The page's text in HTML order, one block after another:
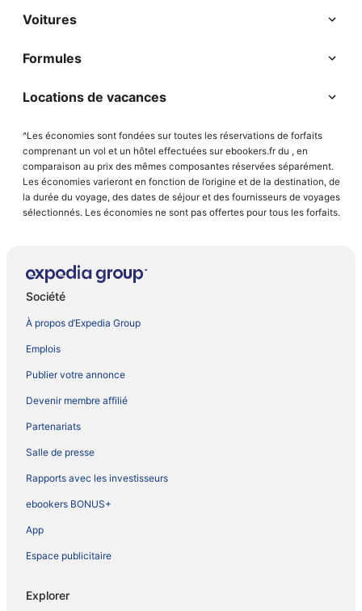
Voitures
Formules
Locations de vacances
^Les économies sont fondées sur toutes les réservations de forfaits
comprenant un vol et un hôtel effectuées sur ebookers.fr du , en
comparaison au prix des mêmes composantes réservées séparément.
Les économies varieront en fonction de l’origine et de la destination, de
la durée du voyage, des dates de séjour et des fournisseurs de voyages
sélectionnés. Les économies ne sont pas offertes pour tous les forfaits.
Société
À propos d’Expedia Group
Emplois
Publier votre annonce
Devenir membre affilié
Partenariats
Salle de presse
Rapports avec les investisseurs
ebookers BONUS+
App
Espace publicitaire
Explorer